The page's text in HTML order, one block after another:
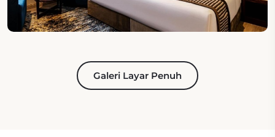
Galeri Layar Penuh